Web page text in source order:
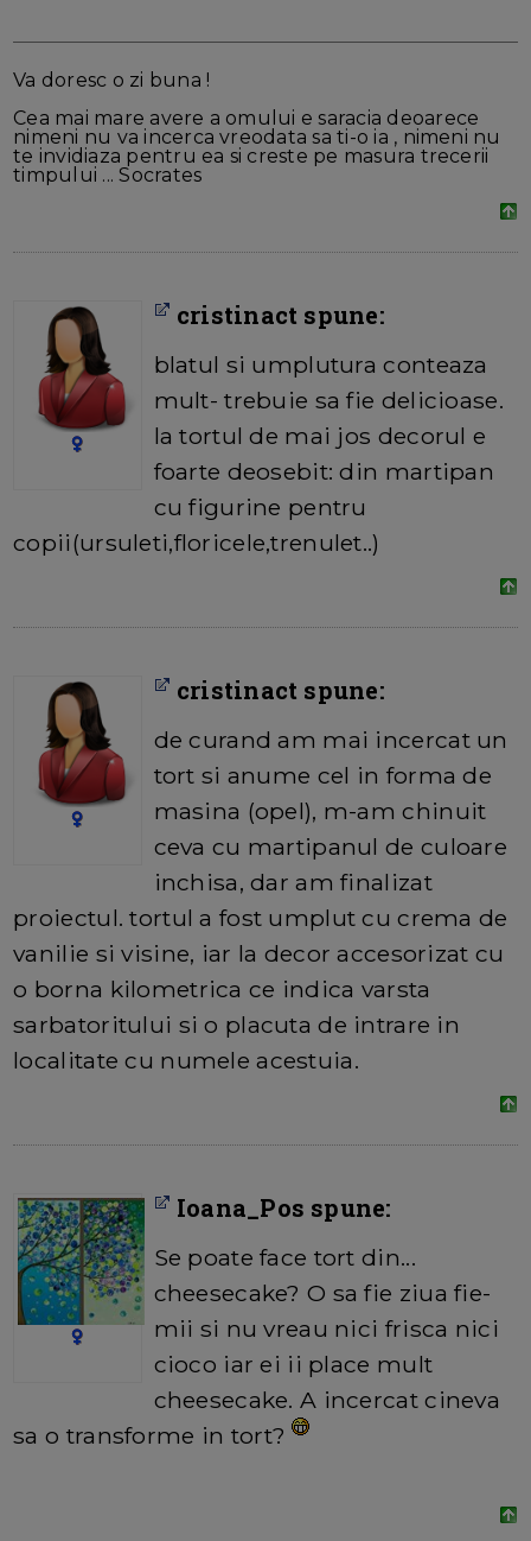
Va doresc o zi buna !
Cea mai mare avere a omului e saracia deoarece
nimeni nu va incerca vreodata sa ti-o ia , nimeni nu
te invidiaza pentru ea si creste pe masura trecerii
timpului ... Socrates
cristinact spune:
blatul si umplutura conteaza
mult- trebuie sa fie delicioase.
la tortul de mai jos decorul e
foarte deosebit: din martipan
cu figurine pentru
copii(ursuleti,floricele,trenulet..)
cristinact spune:
de curand am mai incercat un
tort si anume cel in forma de
masina (opel), m-am chinuit
ceva cu martipanul de culoare
inchisa, dar am finalizat
proiectul. tortul a fost umplut cu crema de
vanilie si visine, iar la decor accesorizat cu
o borna kilometrica ce indica varsta
sarbatoritului si o placuta de intrare in
localitate cu numele acestuia.
Ioana_Pos spune:
Se poate face tort din...
cheesecake? O sa fie ziua fie-
mii si nu vreau nici frisca nici
cioco iar ei ii place mult
cheesecake. A incercat cineva
sa o transforme in tort?